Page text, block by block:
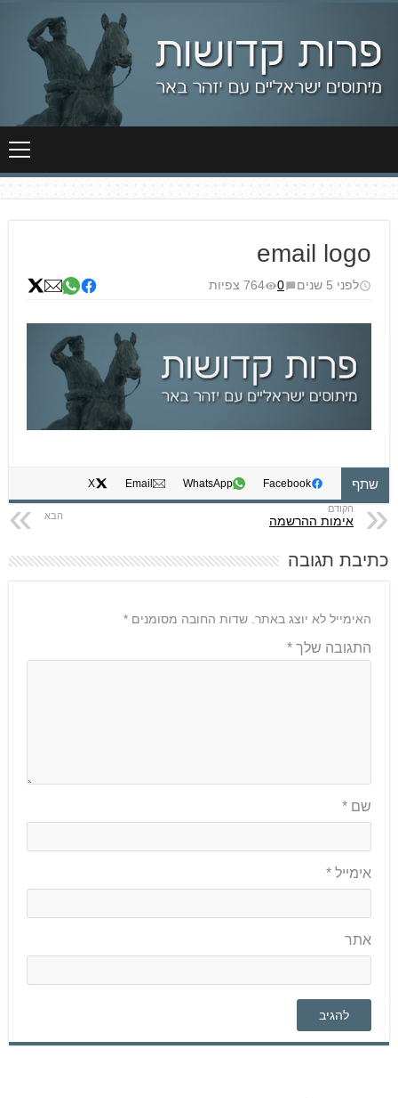
לדלג
email logo
לפני 5 שנים 0 764 צפיות
שתף Facebook
WhatsApp
Email
X
אימות ההרשמה
כתיבת תגובה
האימייל לא יוצג באתר. שדות החובה מסומנים *
התגובה שלך *
שם *
אימייל *
אתר